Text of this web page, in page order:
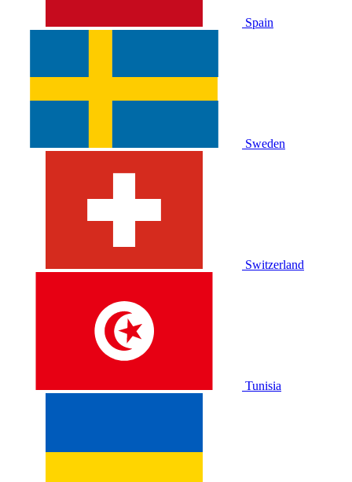
Spain
Sweden
Switzerland
Tunisia